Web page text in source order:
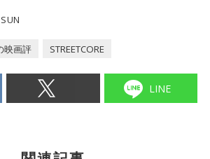
映画評 STREETCORE
LINE